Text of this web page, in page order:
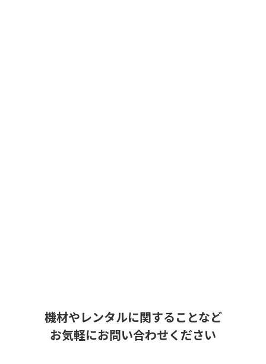
機材やレンタルに関することなど
お気軽にお問い合わせください